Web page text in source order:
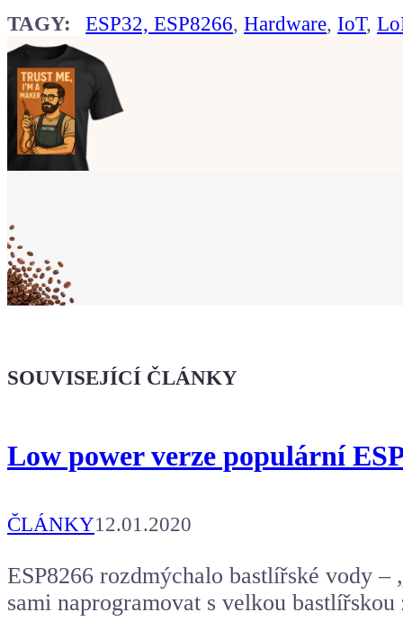
TAGY: ESP32, ESP8266,Hardware,IoT,
že jsi Maker!
Koupit tričko
SOUVISEJÍCÍ ČLÁNKY
Low power verze populární
ČLÁNKY12.01.2020
ESP8266 rozdmýchalo bastlířské vody
sami naprogramovat s velkou bastlířskou